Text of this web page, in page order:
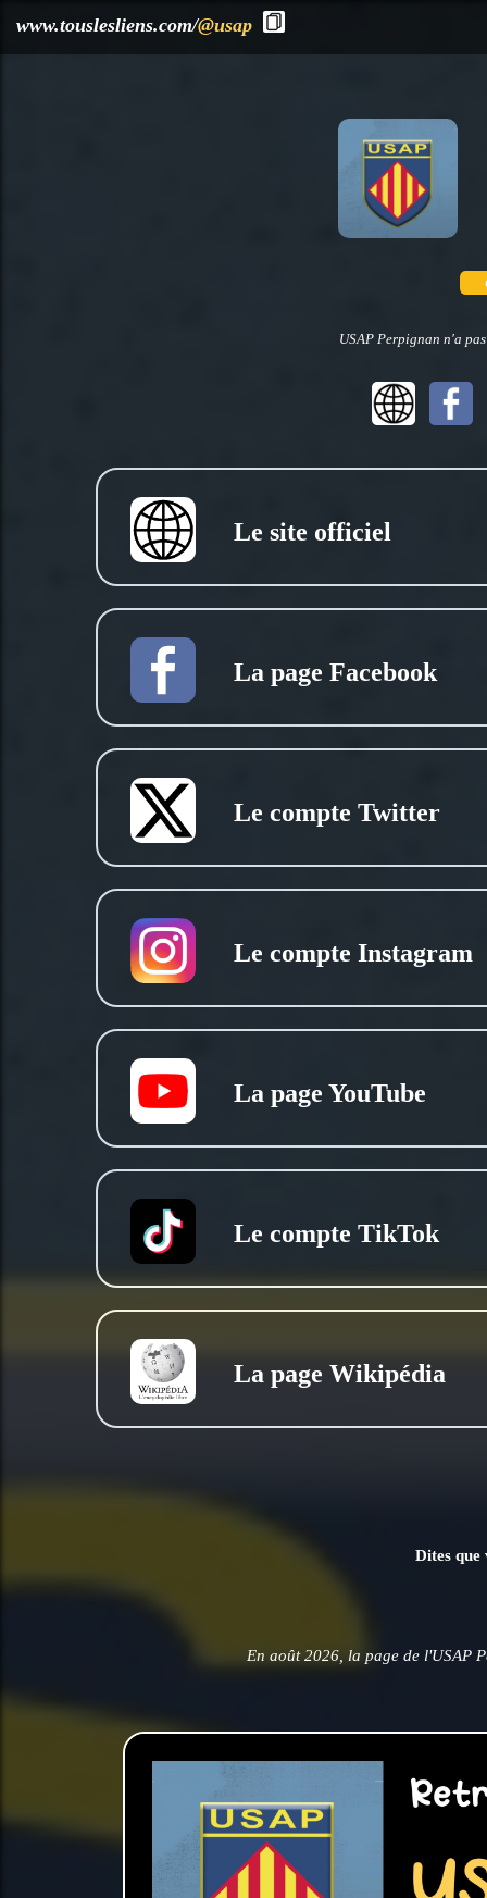
www.touslesliens.com/@usap
USAP Perpignan n'a
Le site officiel
La page Facebook
Le compte Twitter
Le compte Instagram
La page YouTube
Le compte TikTok
La page Wikipédia
Dites que
En août 2026, la page de l'USAP